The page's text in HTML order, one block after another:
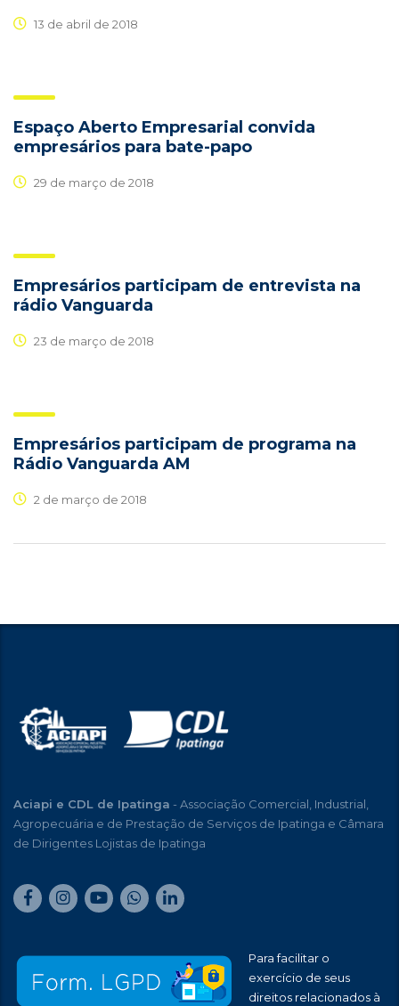
13 de abril de 2018
Espaço Aberto Empresarial convida
empresários para bate-papo
29 de março de 2018
Empresários participam de entrevista na
rádio Vanguarda
23 de março de 2018
Empresários participam de programa na
Rádio Vanguarda AM
2 de março de 2018
Aciapi e CDL de Ipatinga - Associação Comercial, Industrial,
Agropecuária e de Prestação de Serviços de Ipatinga e Câmara
de Dirigentes Lojistas de Ipatinga
Para facilitar o
exercício de seus
direitos relacionados à